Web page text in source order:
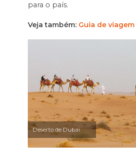
para o país.
Veja também: Guia de
Deserto de Dubai